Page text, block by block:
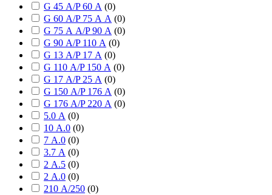
G 45 А/P 60 А (0)
G 60 А/P 75 А А (0)
G 75 А А/P 90 А (0)
G 90 А/P 110 А (0)
G 13 А/P 17 А (0)
G 110 А/P 150 А (0)
G 17 А/P 25 А (0)
G 150 А/P 176 А (0)
G 176 А/P 220 А (0)
5.0 А (0)
10 А.0 (0)
7 А.0 (0)
3.7 А (0)
2 А.5 (0)
2 А.0 (0)
210 А/250 (0)